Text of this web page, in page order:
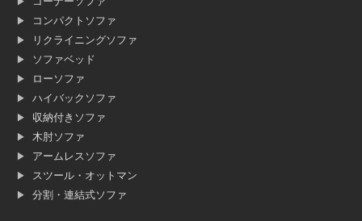
コンパクトソファ
リクライニングソファ
ソファベッド
ローソファ
ハイバックソファ
収納付きソファ
木肘ソファ
アームレスソファ
スツール・オットマン
分割・連結式ソファ